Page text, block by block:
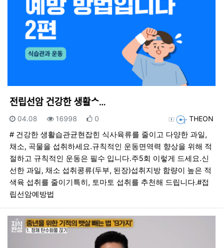
전립선암 건강한 생활ᄉ…
등록자THEON
등록일
04.08 조회
16998 추천
0
# 건강한 생활습관균현잡힌 식사육류를 줄이고 다양한 과일,
채소, 곡물을 섭취하세요.규칙적인 운동면역력 향상을 위해 적
절하고 규칙적인 운동은 필수 입니다.주5회 이렇게 드세요.신
선한 과일, 채소 섭취콩류(두부, 된장)섭취지방 함량이 높은 적
색육 섭취를 줄이기특히, 토마토 섭취를 추천해 드립니다.#접
립선암예방법